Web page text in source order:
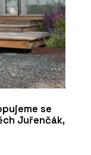
se
Juřenčák,